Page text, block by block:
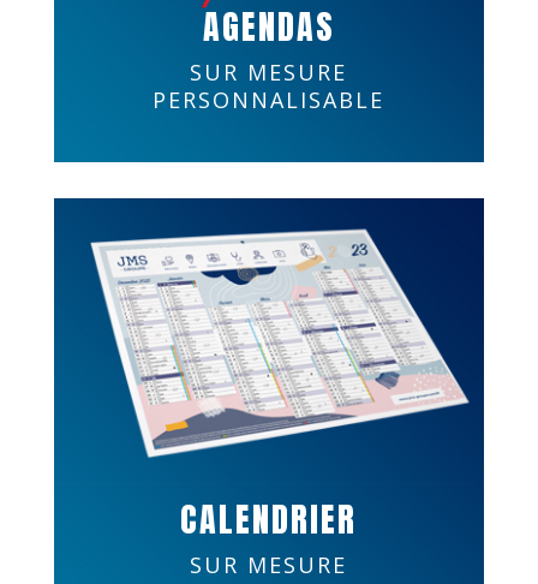
AGENDAS
SUR MESURE
PERSONNALISABLE
CALENDRIER
SUR MESURE